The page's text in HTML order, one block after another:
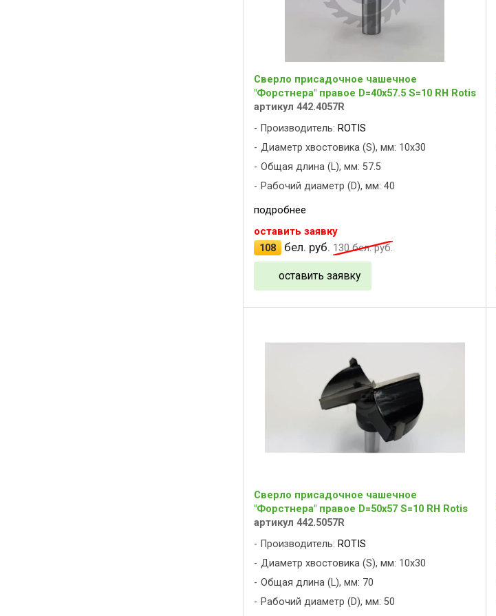
Сверло присадочное чашечное
"Форстнера" правое D=40x57.5 S=10 RH Rotis
артикул 442.4057R
Производитель: ROTIS
Диаметр хвостовика (S), мм: 10x30
Общая длина (L), мм: 57.5
Рабочий диаметр (D), мм: 40
подробнее
оставить заявку
108 бел. руб. 130бел. руб.
оставить заявку
Сверло присадочное чашечное
"Форстнера" правое D=50x57 S=10 RH Rotis
артикул 442.5057R
Производитель: ROTIS
Диаметр хвостовика (S), мм: 10x30
Общая длина (L), мм: 70
Рабочий диаметр (D), мм: 50